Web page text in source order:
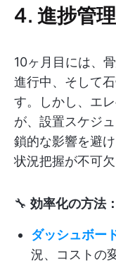
4. 進捗管
10ヶ月目には、
進行中、そして
す。しかし、エ
が、設置スケジ
鎖的な影響を避
状況把握が不可
🔧 効率化の方法：
ダッシュボー
況、コストの